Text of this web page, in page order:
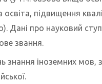
підвищення
Дані про науковий
звання.
знання іноземних мов,